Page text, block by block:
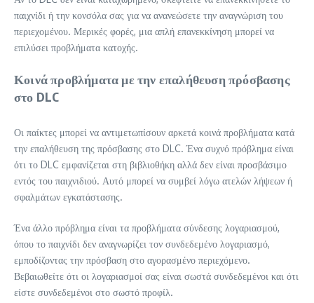
παιχνίδι ή την κονσόλα σας για να ανανεώσετε την αναγνώριση του
περιεχομένου. Μερικές φορές, μια απλή επανεκκίνηση μπορεί να
επιλύσει προβλήματα κατοχής.
Κοινά προβλήματα με την επαλήθευση πρόσβασης
στο DLC
Οι παίκτες μπορεί να αντιμετωπίσουν αρκετά κοινά προβλήματα κατά
την επαλήθευση της πρόσβασης στο DLC. Ένα συχνό πρόβλημα είναι
ότι το DLC εμφανίζεται στη βιβλιοθήκη αλλά δεν είναι προσβάσιμο
εντός του παιχνιδιού. Αυτό μπορεί να συμβεί λόγω ατελών λήψεων ή
σφαλμάτων εγκατάστασης.
Ένα άλλο πρόβλημα είναι τα προβλήματα σύνδεσης λογαριασμού,
όπου το παιχνίδι δεν αναγνωρίζει τον συνδεδεμένο λογαριασμό,
εμποδίζοντας την πρόσβαση στο αγορασμένο περιεχόμενο.
Βεβαιωθείτε ότι οι λογαριασμοί σας είναι σωστά συνδεδεμένοι και ότι
είστε συνδεδεμένοι στο σωστό προφίλ.